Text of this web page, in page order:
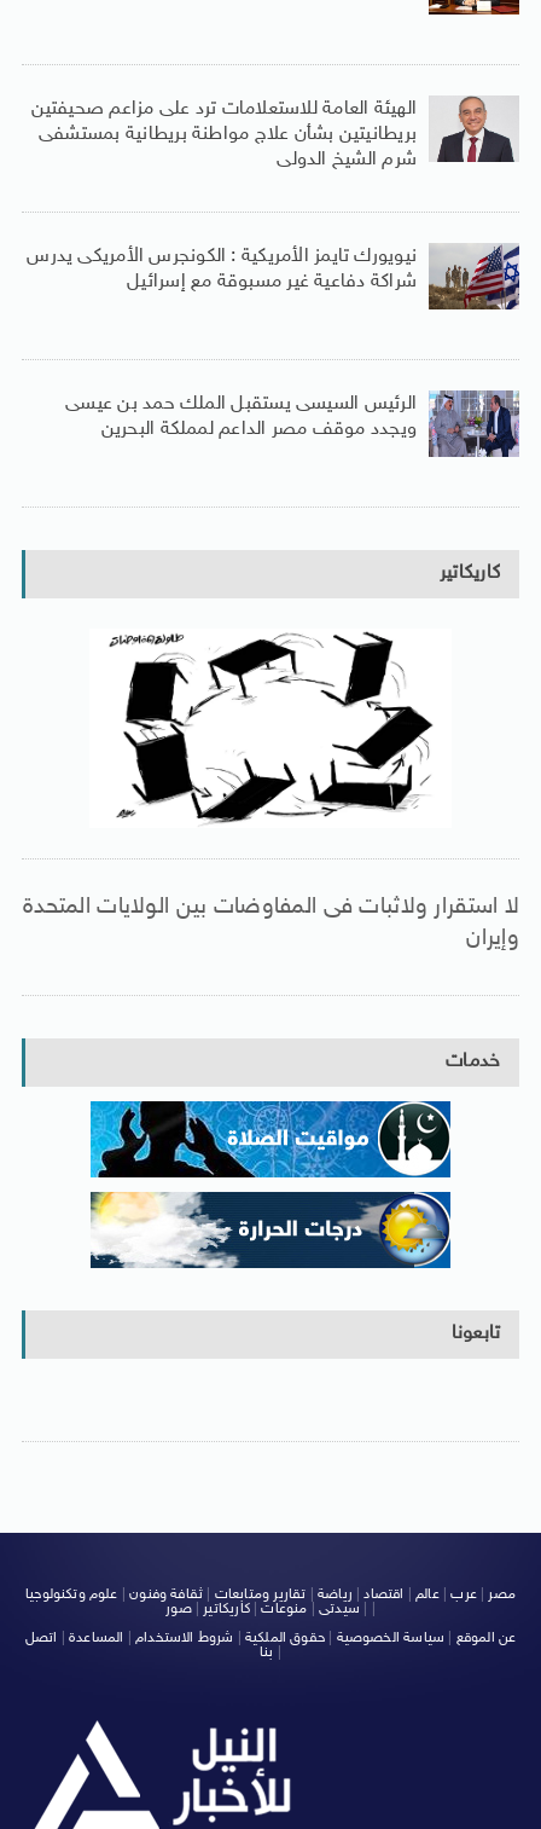
الهيئة العامة للاستعلامات ترد على مزاعم صحيفتين
بريطانيتين بشأن علاج مواطنة بريطانية بمستشفى
شرم الشيخ الدولى
نيويورك تايمز الأمريكية : الكونجرس الأمريكى يدرس
شراكة دفاعية غير مسبوقة مع إسرائيل
الرئيس السيسى يستقبل الملك حمد بن عيسى
ويجدد موقف مصر الداعم لمملكة البحرين
كاريكاتير
لا استقرار ولاثبات فى المفاوضات بين الولايات المتحدة
وإيران
خدمات
تابعونا
مصر |عرب|عالم| اقتصاد| رياضة تقارير ومتابعات ثقافة وفنون| علوم وتكنولوجيا
سيدتى| منوعات|كاريكاتير |صور
عن الموقع
سياسة الخصوصية حقوق الملكية شروط الاستخدام المساعدة
اتصل
بنا